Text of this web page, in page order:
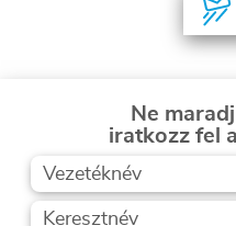
Ne
iratkozz fel